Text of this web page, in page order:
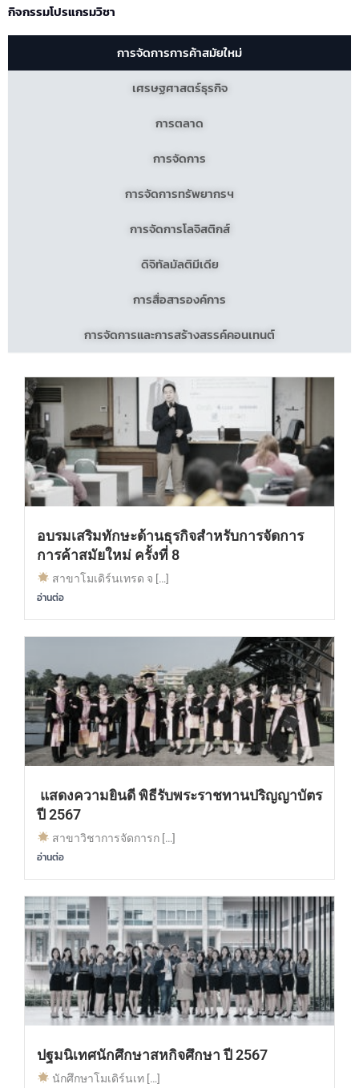
กิจกรรมโปรแกรมวิชา
การจัดการการค้าสมัยใหม่
เศรษฐศาสตร์ธุรกิจ
การตลาด
การจัดการ
การจัดการทรัพยากรฯ
การจัดการโลจิสติกส์
ดิจิทัลมัลติมีเดีย
การสื่อสารองค์การ
การจัดการและการสร้างสรรค์คอนเทนต์
อบรมเสริมทักษะด้านธุรกิจสำหรับการจัดการ
การค้าสมัยใหม่ ครั้งที่ 8
สาขาโมเดิร์นเทรด จ […]
อ่านต่อ
แสดงความยินดี พิธีรับพระราชทานปริญญาบัตร
ปี 2567
สาขาวิชาการจัดการก […]
อ่านต่อ
ปฐมนิเทศนักศึกษาสหกิจศึกษา ปี 2567
นักศึกษาโมเดิร์นเท […]